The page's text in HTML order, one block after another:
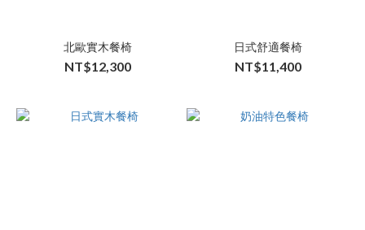
北歐實木餐椅
NT$12,300
日式舒適餐椅
NT$11,400